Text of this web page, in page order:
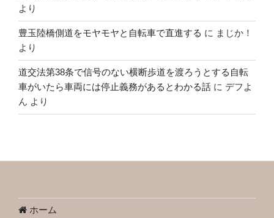
より
豊玉陸橋側道をモヤモヤと自転車で直進する に まじか！
より
道交法第38条で信号のない横断歩道を渡ろうとする自転
車がいたら車両には停止義務があるとわかる話 に デフよ
ん より
ホーム